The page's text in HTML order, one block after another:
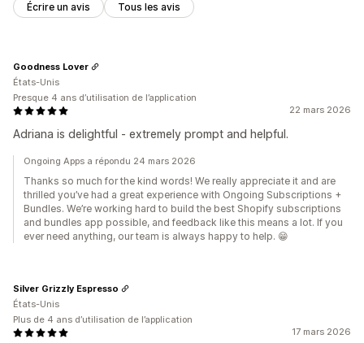
Écrire un avis Tous les avis
22 mars 2026
Adriana is delightful - extremely prompt and helpful.
Goodness Lover
États-Unis
Presque 4 ans d’utilisation de l’application
Ongoing Apps a répondu 24 mars 2026
Thanks so much for the kind words! We really appreciate it and are
thrilled you’ve had a great experience with Ongoing Subscriptions +
Bundles. We’re working hard to build the best Shopify subscriptions
and bundles app possible, and feedback like this means a lot. If you
ever need anything, our team is always happy to help. 😁
17 mars 2026
Silver Grizzly Espresso
États-Unis
Plus de 4 ans d’utilisation de l’application